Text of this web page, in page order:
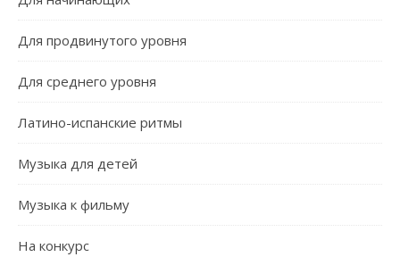
Для продвинутого уровня
Для среднего уровня
Латино-испанские ритмы
Музыка для детей
Музыка к фильму
На конкурс